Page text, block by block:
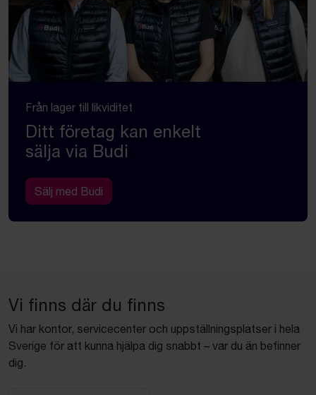
Från lager till likviditet
Ditt företag kan enkelt
sälja via Budi
Sälj med Budi
Vi finns där du finns
Vi har kontor, servicecenter och uppställningsplatser i hela
Sverige för att kunna hjälpa dig snabbt – var du än befinner
dig.